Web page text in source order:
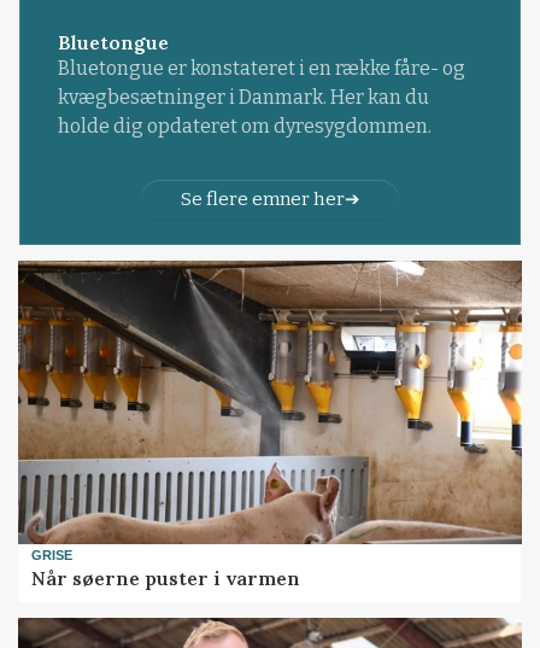
Bluetongue
Bluetongue er konstateret i en række fåre- og
kvægbesætninger i Danmark. Her kan du
holde dig opdateret om dyresygdommen.
Se flere emner her
GRISE
Når søerne puster i varmen